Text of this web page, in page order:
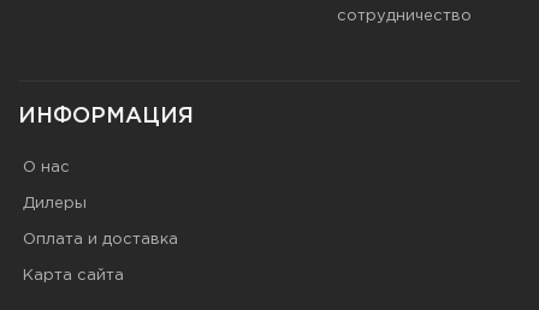
сотрудничество
ИНФОРМАЦИЯ
О нас
Дилеры
Оплата и доставка
Карта сайта